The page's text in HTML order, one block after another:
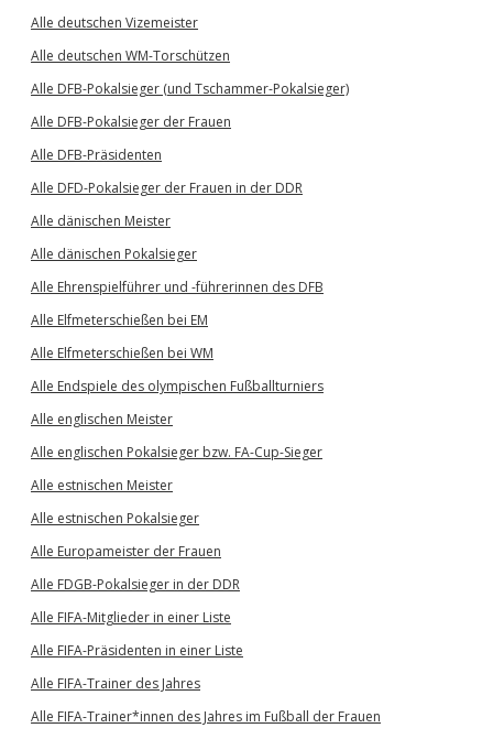
Alle deutschen Vizemeister
Alle deutschen WM-Torschützen
Alle DFB-Pokalsieger (und Tschammer-Pokalsieger)
Alle DFB-Pokalsieger der Frauen
Alle DFB-Präsidenten
Alle DFD-Pokalsieger der Frauen in der DDR
Alle dänischen Meister
Alle dänischen Pokalsieger
Alle Ehrenspielführer und -führerinnen des DFB
Alle Elfmeterschießen bei EM
Alle Elfmeterschießen bei WM
Alle Endspiele des olympischen Fußballturniers
Alle englischen Meister
Alle englischen Pokalsieger bzw. FA-Cup-Sieger
Alle estnischen Meister
Alle estnischen Pokalsieger
Alle Europameister der Frauen
Alle FDGB-Pokalsieger in der DDR
Alle FIFA-Mitglieder in einer Liste
Alle FIFA-Präsidenten in einer Liste
Alle FIFA-Trainer des Jahres
Alle FIFA-Trainer*innen des Jahres im Fußball der Frauen